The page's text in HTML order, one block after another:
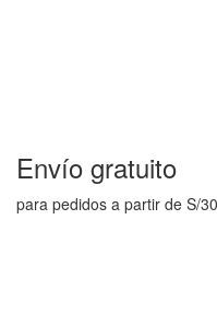
Envío gratuito
para pedidos a partir de S/